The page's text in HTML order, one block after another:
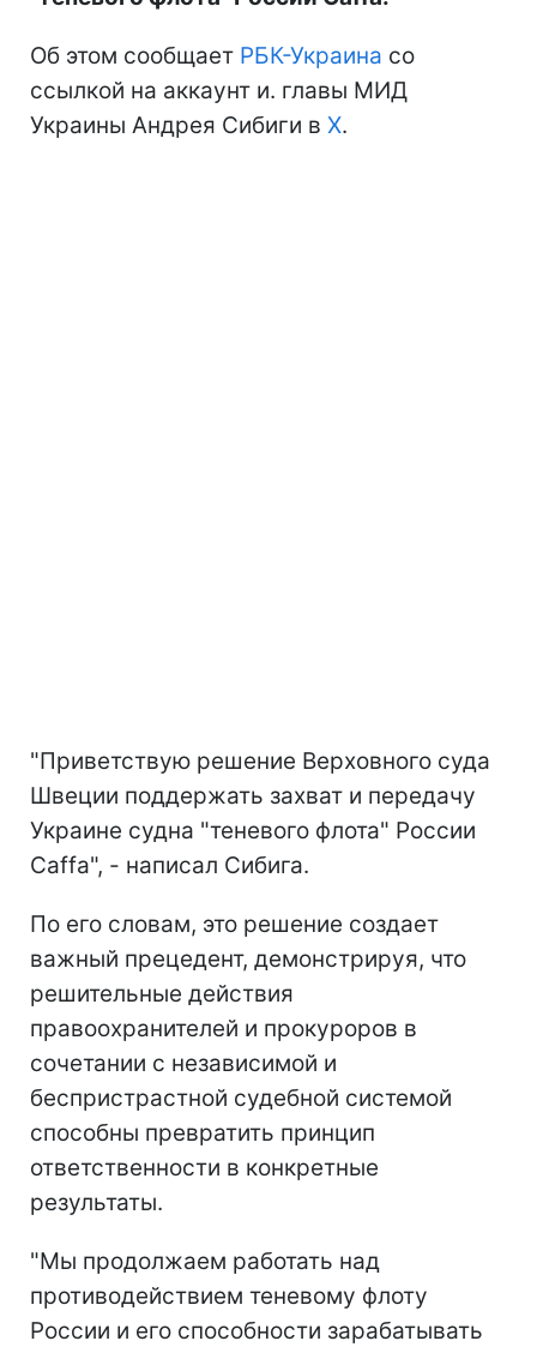
Об этом сообщает РБК-Украина со
ссылкой на аккаунт и. главы МИД
Украины Андрея Сибиги в Х.
"Приветствую решение Верховного суда
Швеции поддержать захват и передачу
Украине судна "теневого флота" России
Caffa", - написал Сибига.
По его словам, это решение создает
важный прецедент, демонстрируя, что
решительные действия
правоохранителей и прокуроров в
сочетании с независимой и
беспристрастной судебной системой
способны превратить принцип
ответственности в конкретные
результаты.
"Мы продолжаем работать над
противодействием теневому флоту
России и его способности зарабатывать